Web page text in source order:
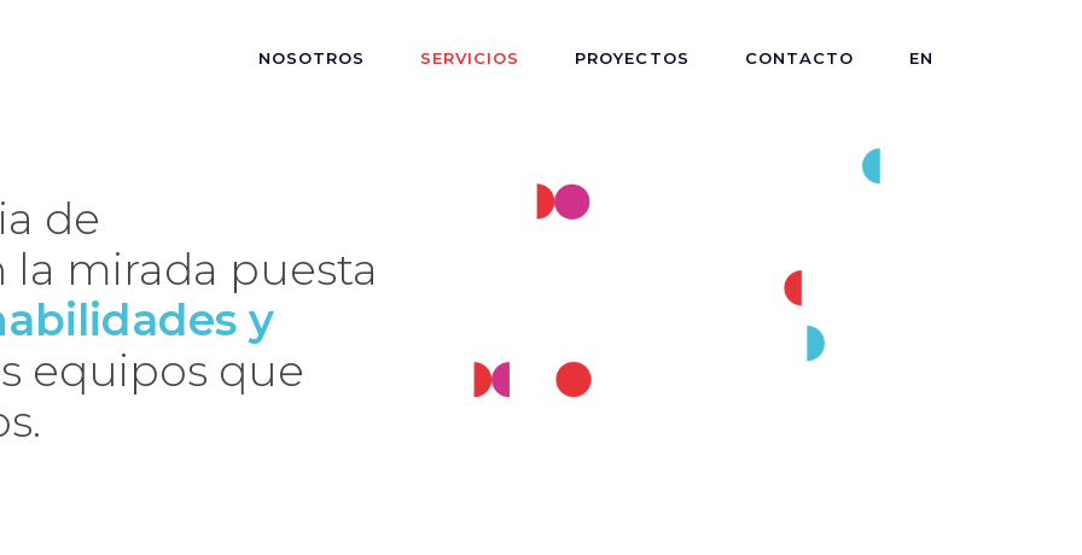
NOSOTROS SERVICIOS PROYECTOS CONTACTO EN
de
mirada puesta
y
equipos que